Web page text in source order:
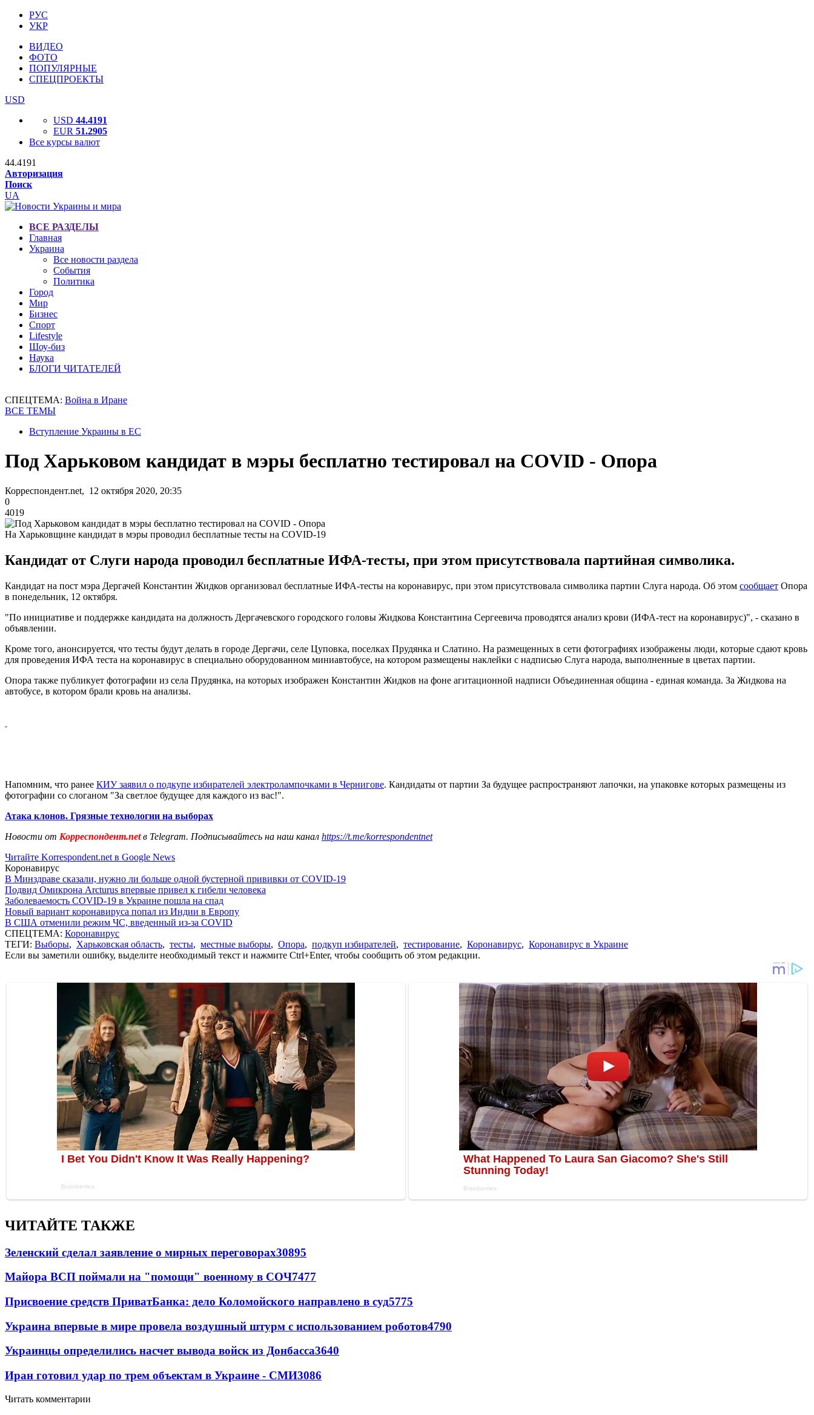
РУС
УКР
ВИДЕО
ФОТО
ПОПУЛЯРНЫЕ
СПЕЦПРОЕКТЫ
USD
USD 44.4191
EUR 51.2905
Все курсы валют
44.4191
Авторизация
Поиск
UA
ВСЕ РАЗДЕЛЫ
Главная
Украина
Все новости раздела
События
Политика
Город
Мир
Бизнес
Спорт
Lifestyle
Шоу-биз
Наука
БЛОГИ ЧИТАТЕЛЕЙ
СПЕЦТЕМА: Война в Иране
ВСЕ ТЕМЫ
Вступление Украины в ЕС
Под Харьковом кандидат в мэры бесплатно тестировал на COVID - Опора
Корреспондент.net, 12 октября 2020, 20:35
0
4019
На Харьковщине кандидат в мэры проводил бесплатные тесты на COVID-19
Кандидат от Слуги народа проводил бесплатные ИФА-тесты, при этом присутствовала партийная символика.
Кандидат на пост мэра Дергачей Константин Жидков организовал бесплатные ИФА-тесты на коронавирус, при этом присутствовала символика партии Слуга народа. Об этом сообщает Опора
в понедельник, 12 октября.
"По инициативе и поддержке кандидата на должность Дергачевского городского головы Жидкова Константина Сергеевича проводятся анализ крови (ИФА-тест на коронавирус)", - сказано в
объявлении.
Кроме того, анонсируется, что тесты будут делать в городе Дергачи, селе Цуповка, поселках Прудянка и Слатино. На размещенных в сети фотографиях изображены люди, которые сдают кровь
для проведения ИФА теста на коронавирус в специально оборудованном миниавтобусе, на котором размещены наклейки с надписью Слуга народа, выполненные в цветах партии.
Опора также публикует фотографии из села Прудянка, на которых изображен Константин Жидков на фоне агитационной надписи Объединенная община - единая команда. За Жидкова на
автобусе, в котором брали кровь на анализы.
Напомним, что ранее КИУ заявил о подкупе избирателей электролампочками в Чернигове. Кандидаты от партии За будущее распространяют лапочки, на упаковке которых размещены из
фотографии со слоганом "За светлое будущее для каждого из вас!".
Атака клонов. Грязные технологии на выборах
Новости от Корреспондент.netв Telegram. Подписывайтесь на наш канал https://t.me/korrespondentnet
Читайте Korrespondent.net в Google News
Коронавирус
В Минздраве сказали, нужно ли больше одной бустерной прививки от COVID-19
Подвид Омикрона Arcturus впервые привел к гибели человека
Заболеваемость COVID-19 в Украине пошла на спад
Новый вариант коронавируса попал из Индии в Европу
В США отменили режим ЧС, введенный из-за COVID
СПЕЦТЕМА: Коронавирус
ТЕГИ: Выборы, Харьковская область, тесты, местные выборы, Опора, подкуп избирателей, тестирование, Коронавирус, Коронавирус в Украине
Если вы заметили ошибку, выделите необходимый текст и нажмите Ctrl+Enter, чтобы сообщить об этом редакции.
ЧИТАЙТЕ ТАКЖЕ
Зеленский сделал заявление о мирных переговорах30895
Майора ВСП поймали на "помощи" военному в СОЧ7477
Присвоение средств ПриватБанка: дело Коломойского направлено в суд5775
Украина впервые в мире провела воздушный штурм с использованием роботов4790
Украинцы определились насчет вывода войск из Донбасса3640
Иран готовил удар по трем объектам в Украине - СМИ3086
Читать комментарии